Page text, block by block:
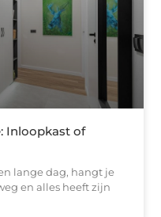
Inloopkast of
lange dag, hangt je
en alles heeft zijn